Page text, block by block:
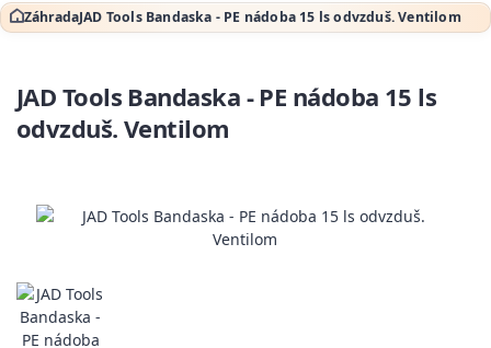
ZáhradaJAD Tools Bandaska - PE nádoba 15 ls odvzduš. Ventilom
JAD Tools Bandaska - PE nádoba 15 ls
odvzduš. Ventilom